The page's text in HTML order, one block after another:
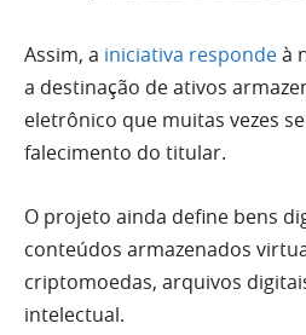
Assim, a iniciativa respondeà
a destinação de ativos
eletrônico que muitas vezes
falecimento do titular.
O projeto ainda define bens
conteúdos armazenados
criptomoedas, arquivos
intelectual.